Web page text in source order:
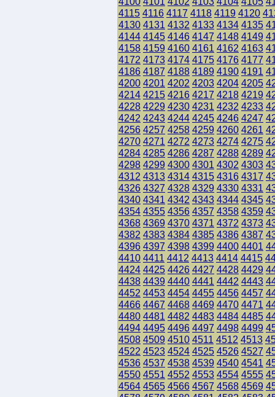
4115 4116 4117 4118 4119 4120
4130 4131 4132 4133 4134 4135
4144 4145 4146 4147 4148 4149
4158 4159 4160 4161 4162 4163
4172 4173 4174 4175 4176 4177
4186 4187 4188 4189 4190 4191
4200 4201 4202 4203 4204 4205
4214 4215 4216 4217 4218 4219
4228 4229 4230 4231 4232 4233
4242 4243 4244 4245 4246 4247
4256 4257 4258 4259 4260 4261
4270 4271 4272 4273 4274 4275
4284 4285 4286 4287 4288 4289
4298 4299 4300 4301 4302 4303
4312 4313 4314 4315 4316 4317
4326 4327 4328 4329 4330 4331
4340 4341 4342 4343 4344 4345
4354 4355 4356 4357 4358 4359
4368 4369 4370 4371 4372 4373
4382 4383 4384 4385 4386 4387
4396 4397 4398 4399 4400 4401
4410 4411 4412 4413 4414 4415
4424 4425 4426 4427 4428 4429
4438 4439 4440 4441 4442 4443
4452 4453 4454 4455 4456 4457
4466 4467 4468 4469 4470 4471
4480 4481 4482 4483 4484 4485
4494 4495 4496 4497 4498 4499
4508 4509 4510 4511 4512 4513
4522 4523 4524 4525 4526 4527
4536 4537 4538 4539 4540 4541
4550 4551 4552 4553 4554 4555
4564 4565 4566 4567 4568 4569